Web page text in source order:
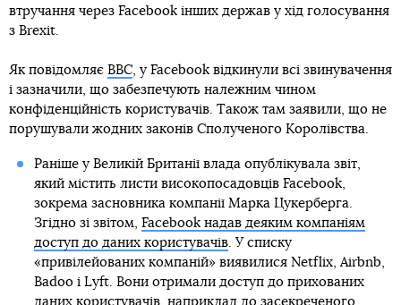
втручання через Facebook інших держав у хід голосування
з Brexit.
Як повідомляє BBC, у Facebook відкинули всі звинувачення
і зазначили, що забезпечують належним чином
конфіденційність користувачів. Також там заявили, що не
порушували жодних законів Сполученого Королівства.
Раніше у Великій Британії влада опублікувала звіт,
який містить листи високопосадовців Facebook,
зокрема засновника компанії Марка Цукерберга.
Згідно зі звітом, Facebook надав деяким компаніям
доступ до даних користувачів. У списку
«привілейованих компаній» виявилися Netflix, Airbnb,
Badoo і Lyft. Вони отримали доступ до прихованих
даних користувачів, наприклад до засекреченого